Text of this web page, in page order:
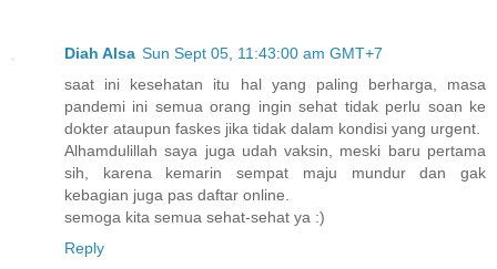
Diah Alsa Sun Sept 05, 11:43:00 am GMT+7
saat ini kesehatan itu hal yang paling berharga, masa
pandemi ini semua orang ingin sehat tidak perlu soan ke
dokter ataupun faskes jika tidak dalam kondisi yang urgent.
Alhamdulillah saya juga udah vaksin, meski baru pertama
sih, karena kemarin sempat maju mundur dan gak
kebagian juga pas daftar online.
semoga kita semua sehat-sehat ya :)
Reply